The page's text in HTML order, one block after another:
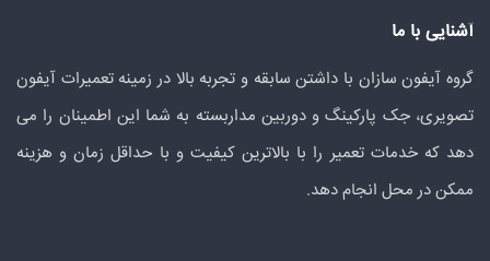
آشنایی با ما
گروه آیفون سازان با داشتن سابقه و تجربه بالا در زمینه تعمیرات آیفون
تصویری، جک پارکینگ و دوربین مداربسته به شما این اطمینان را می
دهد که خدمات تعمیر را با بالاترین کیفیت و با حداقل زمان و هزینه
ممکن در محل انجام دهد.